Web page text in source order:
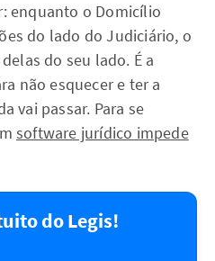
enquanto o Domicílio
do lado do Judiciário, o
do seu lado. É a
não esquecer e ter a
vai passar. Para se
software jurídico impede
do Legis!